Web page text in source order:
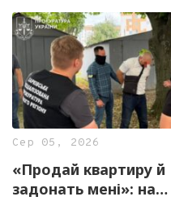
Сер 05, 2026
«Продай квартиру й
задонать мені»: на